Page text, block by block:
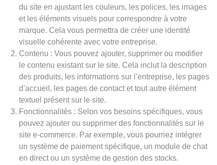
du site en ajustant les couleurs, les polices, les images
et les éléments visuels pour correspondre à votre
marque. Cela vous permettra de créer une identité
visuelle cohérente avec votre entreprise.
Contenu : Vous pouvez ajouter, supprimer ou modifier
le contenu existant sur le site. Cela inclut la description
des produits, les informations sur l’entreprise, les pages
d’accueil, les pages de contact et tout autre élément
textuel présent sur le site.
Fonctionnalités : Selon vos besoins spécifiques, vous
pouvez ajouter ou supprimer des fonctionnalités sur le
site e-commerce. Par exemple, vous pourriez intégrer
un système de paiement spécifique, un module de chat
en direct ou un système de gestion des stocks.